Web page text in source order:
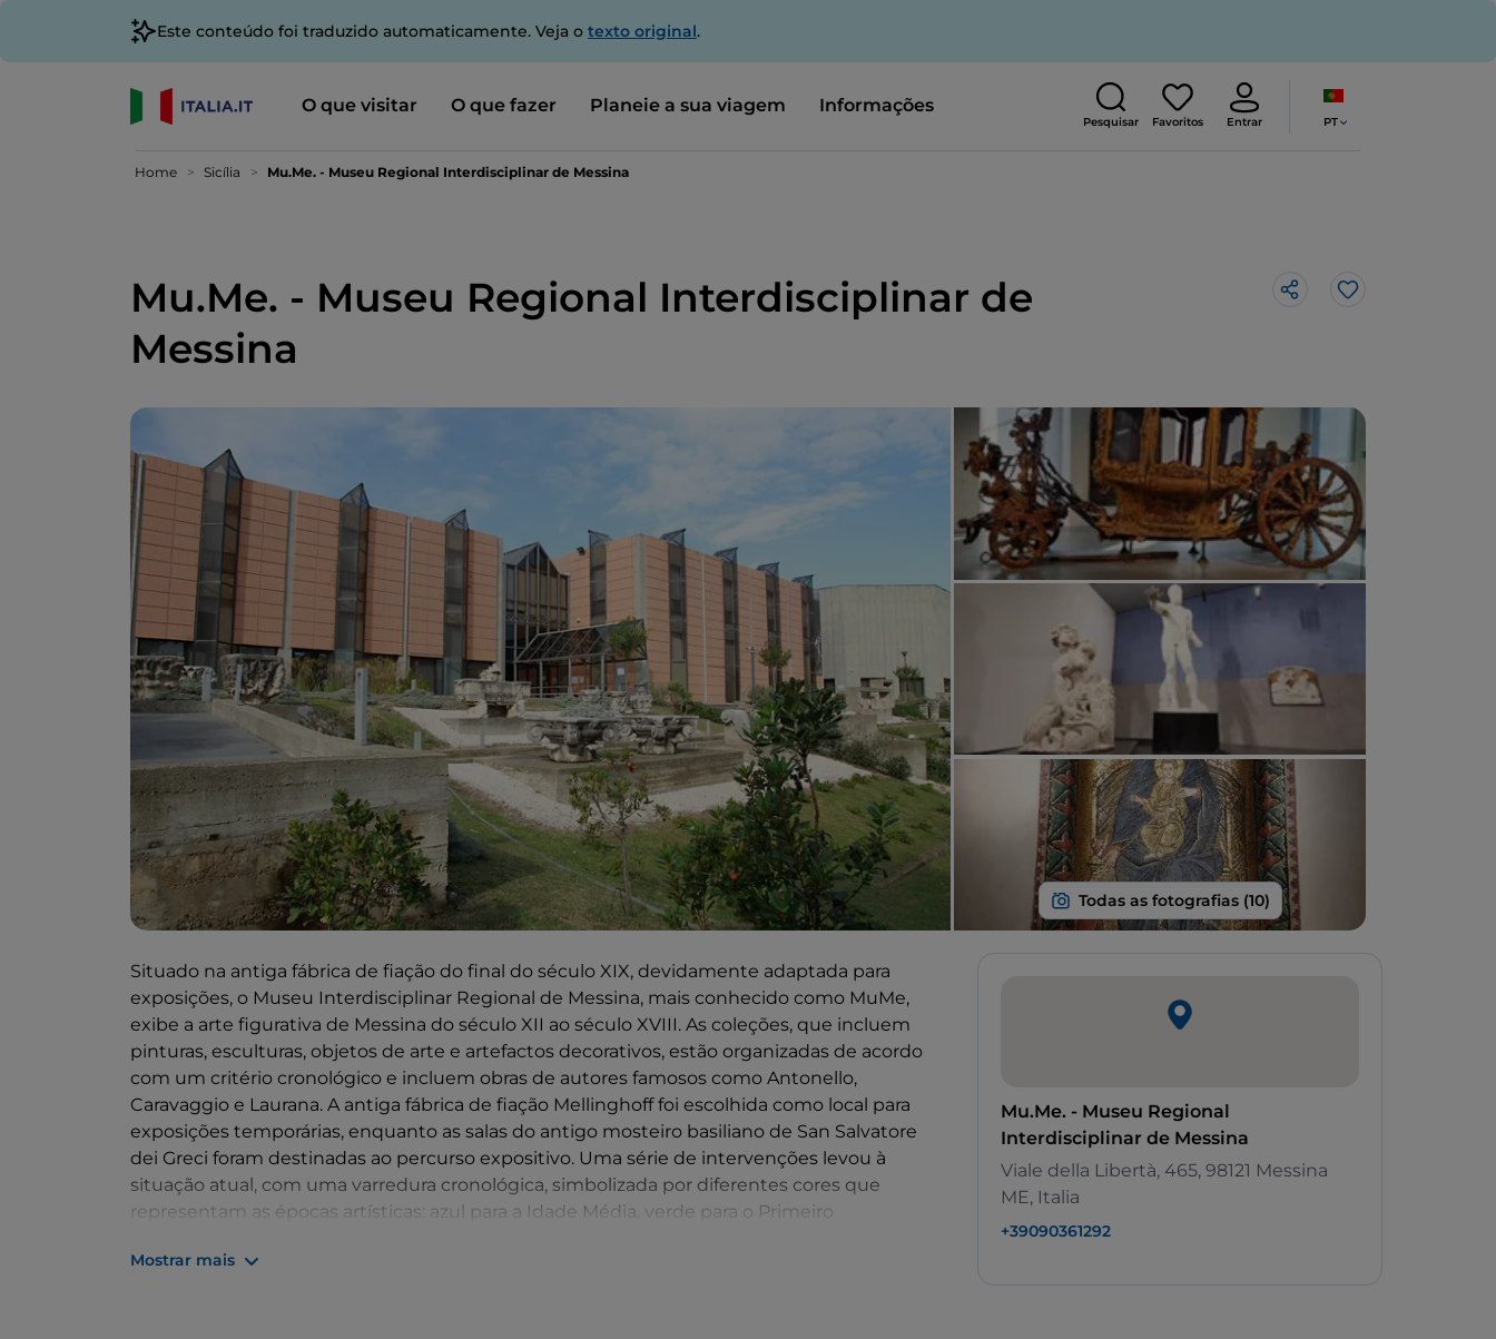
Este conteúdo foi traduzido automaticamente. Veja o texto original.
O que visitar O que fazer Planeie a sua viagem Informações
Pesquisar Favoritos Entrar PT
Home Sicília Mu.Me. - Museu Regional Interdisciplinar de Messina
Mu.Me. - Museu Regional Interdisciplinar de
Messina
Gosto
Situado na antiga fábrica de fiação do final do século XIX, devidamente adaptada para
exposições, o Museu Interdisciplinar Regional de Messina, mais conhecido como MuMe,
exibe a arte figurativa de Messina do século XII ao século XVIII. As coleções, que incluem
pinturas, esculturas, objetos de arte e artefactos decorativos, estão organizadas de acordo
com um critério cronológico e incluem obras de autores famosos como Antonello,
Caravaggio e Laurana. A antiga fábrica de fiação Mellinghoff foi escolhida como local para
exposições temporárias, enquanto as salas do antigo mosteiro basiliano de San Salvatore
dei Greci foram destinadas ao percurso expositivo. Uma série de intervenções levou à
situação atual, com uma varredura cronológica, simbolizada por diferentes cores que
representam as épocas artísticas: azul para a Idade Média, verde para o Primeiro
castanho para Caravaggio e os caravaggescos, roxo para o século XVII, laranja para o século
Mostrar mais
Mu.Me. - Museu Regional
Interdisciplinar de Messina
Viale della Libertà, 465, 98121 Messina
ME, Italia
+39090361292